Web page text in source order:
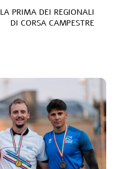
PRIMA DEI REGIONALI
DI CORSA CAMPESTRE